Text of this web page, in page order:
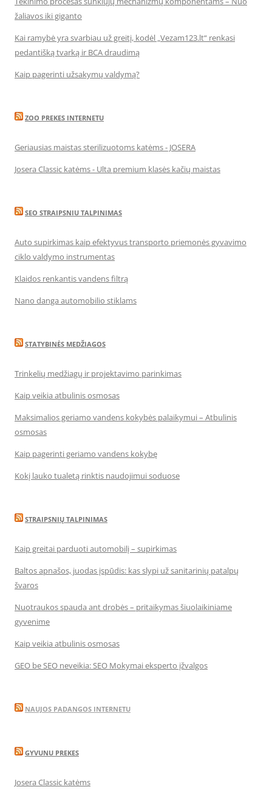
žaliavos iki giganto
Kai ramybė yra svarbiau už greitį, kodėl „Vezam123.lt“ renkasi
pedantišką tvarką ir BCA draudimą
Kaip pagerinti užsakymų valdymą?
ZOO PREKES INTERNETU
Geriausias maistas sterilizuotoms katėms - JOSERA
Josera Classic katėms - Ulta premium klasės kačių maistas
SEO STRAIPSNIU TALPINIMAS
Auto supirkimas kaip efektyvus transporto priemonės gyvavimo
ciklo valdymo instrumentas
Klaidos renkantis vandens filtrą
Nano danga automobilio stiklams
STATYBINĖS MEDŽIAGOS
Trinkelių medžiagų ir projektavimo parinkimas
Kaip veikia atbulinis osmosas
Maksimalios geriamo vandens kokybės palaikymui – Atbulinis
osmosas
Kaip pagerinti geriamo vandens kokybę
Kokį lauko tualetą rinktis naudojimui soduose
STRAIPSNIŲ TALPINIMAS
Kaip greitai parduoti automobilį – supirkimas
Baltos apnašos, juodas įspūdis: kas slypi už sanitarinių patalpų
švaros
Nuotraukos spauda ant drobės – pritaikymas šiuolaikiniame
gyvenime
Kaip veikia atbulinis osmosas
GEO be SEO neveikia: SEO Mokymai eksperto įžvalgos
NAUJOS PADANGOS INTERNETU
GYVUNU PREKES
Josera Classic katėms